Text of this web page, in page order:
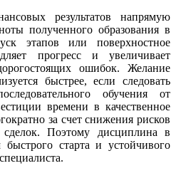
результатов напрямую
полученного образования в
этапов или поверхностное
прогресс и увеличивает
ошибок. Желание
быстрее, если следовать
обучения от
времени в качественное
за счет снижения рисков
Поэтому дисциплина в
быстрого старта и устойчивого